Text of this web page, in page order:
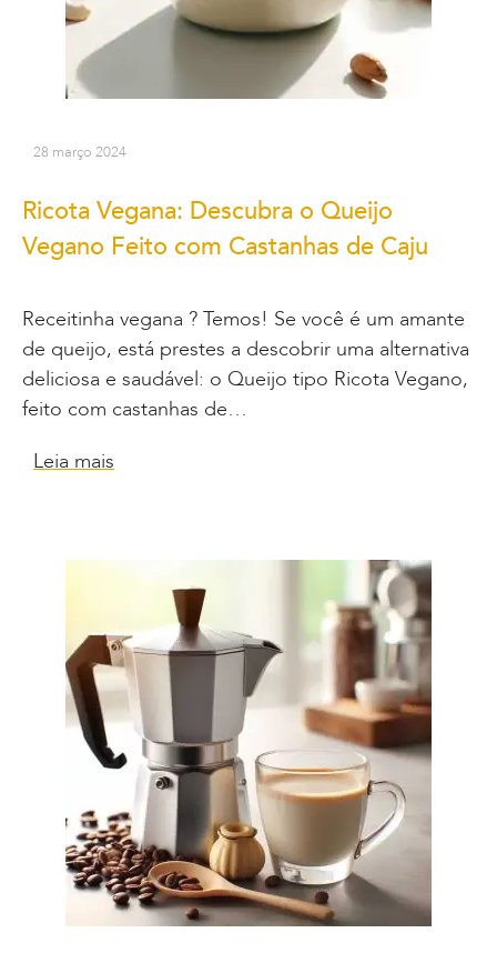
28 março 2024
Ricota Vegana: Descubra o Queijo
Vegano Feito com Castanhas de Caju
Receitinha vegana ? Temos! Se você é um amante
de queijo, está prestes a descobrir uma alternativa
deliciosa e saudável: o Queijo tipo Ricota Vegano,
feito com castanhas de…
Leia mais